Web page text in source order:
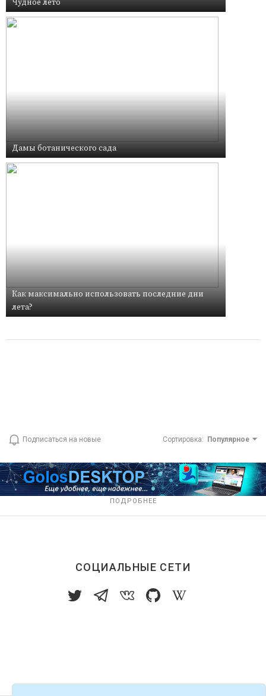
Чудное лето
Дамы ботанического сада
Как максимально использовать последние дни
лета?
Подписаться на новые Сортировка: Популярное
ПОДРОБНЕЕ
СОЦИАЛЬНЫЕ СЕТИ